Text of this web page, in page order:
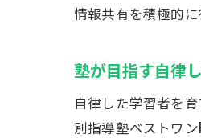
情報共有を積極的
塾が目指す自律
自律した学習者を
別指導塾ベストワ